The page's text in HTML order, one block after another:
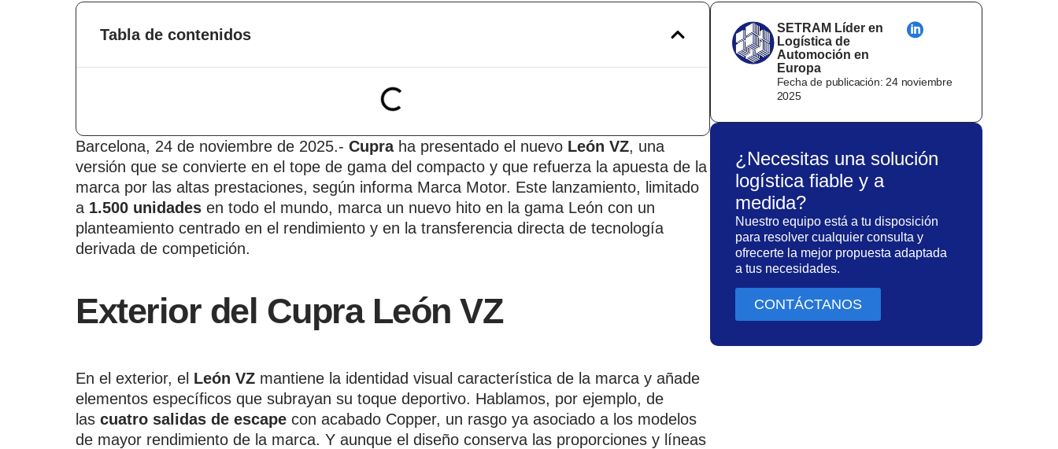
Tabla de contenidos
Barcelona, 24 de noviembre de 2025.- Cupraha presentado el nuevo León VZ, una
versión que se convierte en el tope de gama del compacto y que refuerza la apuesta de la
marca por las altas prestaciones, según informa Marca Motor. Este lanzamiento, limitado
a 1.500 unidades en todo el mundo, marca un nuevo hito en la gama León con un
planteamiento centrado en el rendimiento y en la transferencia directa de tecnología
derivada de competición.
Exterior del Cupra León VZ
En el exterior, el León VZ mantiene la identidad visual característica de la marca y añade
elementos específicos que subrayan su toque deportivo. Hablamos, por ejemplo, de
las cuatro salidas de escape con acabado Copper, un rasgo ya asociado a los modelos
de mayor rendimiento de la marca. Y aunque el diseño conserva las proporciones y líneas
SETRAM Líder en
Logística de
Automoción en
Europa
Fecha de publicación: 24 noviembre
2025
¿Necesitas una solución
logística fiable y a
medida?
Nuestro equipo está a tu disposición
para resolver cualquier consulta y
ofrecerte la mejor propuesta adaptada
a tus necesidades.
CONTÁCTANOS